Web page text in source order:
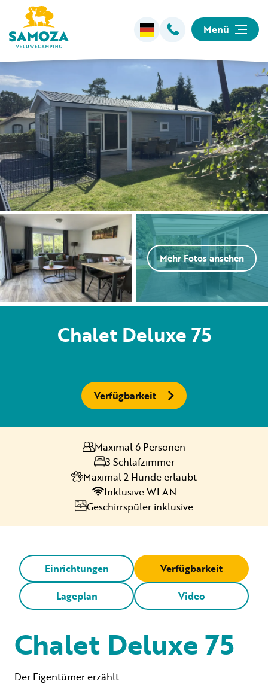
Menü
Übernachten
Einrichtungen
Animation
Umgebung
Informationen
Camping
Vermietung
Privat vermietung
+31 (0) 577 411 283
Informationen für Gäste
Contact
Werken bij
Mein Samoza
Mehr Fotos ansehen
Chalet Deluxe 75
Verfügbarkeit
Maximal 6 Personen
3 Schlafzimmer
Maximal 2 Hunde erlaubt
Inklusive WLAN
Geschirrspüler inklusive
Einrichtungen
Verfügbarkeit
Lageplan
Video
Chalet Deluxe 75
Der Eigentümer erzählt: